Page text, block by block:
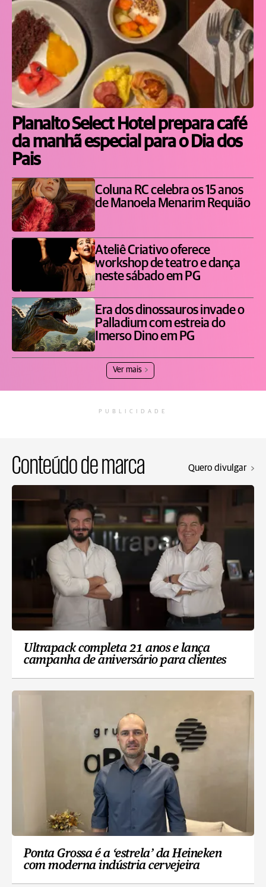
Planalto Select Hotel prepara café
da manhã especial para o Dia dos
Pais
Coluna RC celebra os 15 anos
de Manoela Menarim Requião
Ateliê Criativo oferece
workshop de teatro e dança
neste sábado em PG
Era dos dinossauros invade o
Palladium com estreia do
Imerso Dino em PG
Ver mais
PUBLICIDADE
Conteúdo de marca Quero divulgar
Ultrapack completa 21 anos e lança
campanha de aniversário para clientes
Ponta Grossa é a ‘estrela’ da Heineken
com moderna indústria cervejeira